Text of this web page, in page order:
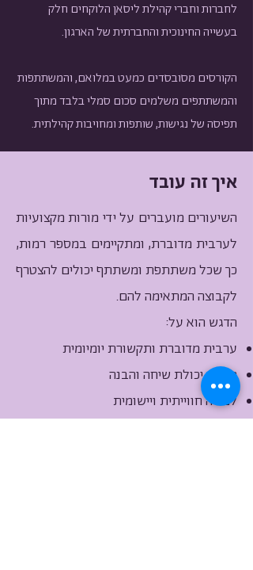
לחברות וחברי קהילת ליסאן הלוקחים חלק
בעשייה החינוכית והחברתית של הארגון.
הקורסים מסובסדים כמעט במלואם, והמשתתפות
והמשתתפים משלמים סכום סמלי בלבד מתוך
תפיסה של נגישות, שותפות ומחויבות קהילתית.
איך זה עובד
השיעורים מועברים על ידי מורות מקצועיות
לערבית מדוברת, ומתקיימים במספר רמות,
כך שכל משתתפת ומשתתף יכולים להצטרף
לקבוצה המתאימה להם.
הדגש הוא על:
ערבית מדוברת ותקשורת יומיומית
פיתוח יכולת שיחה והבנה
למידה חווייתית ויישומית